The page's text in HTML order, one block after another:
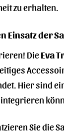
zu erhalten.
Einsatz der
DieEva
Hier sind
Sie die